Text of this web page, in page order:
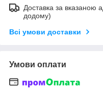
Доставка за вказаною
додому)
Всі умови доставки
Умови оплати